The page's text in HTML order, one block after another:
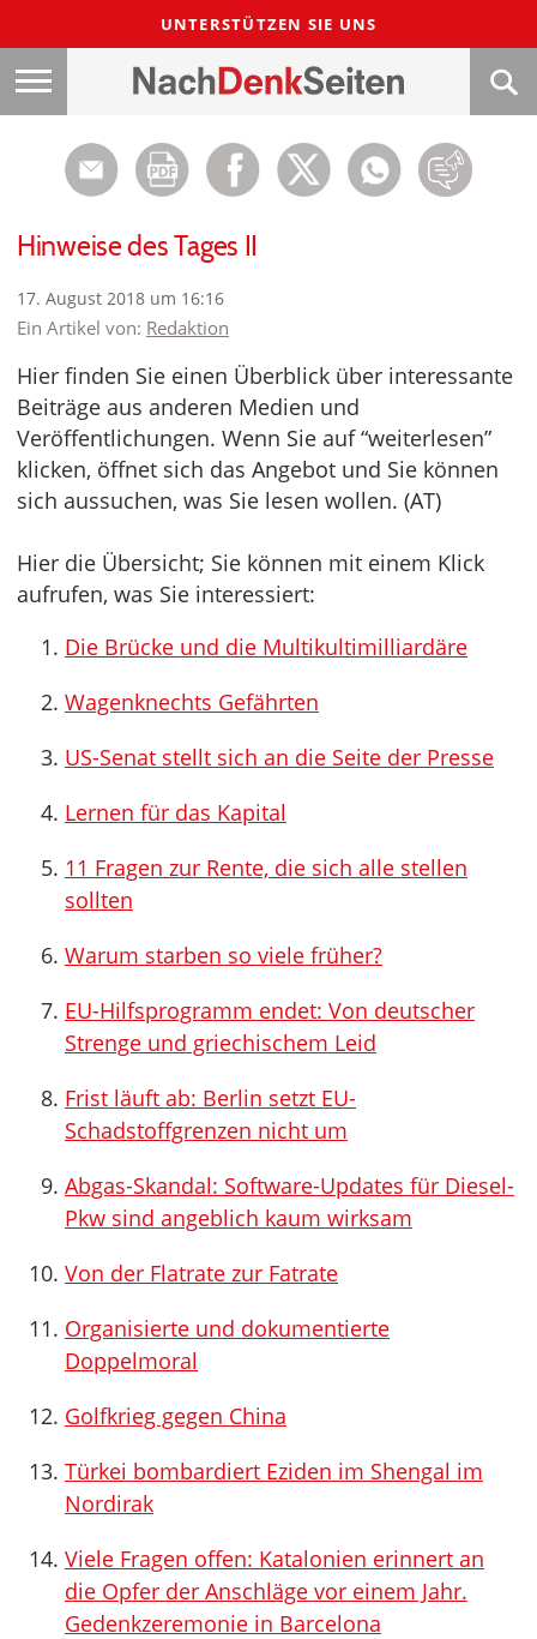
UNTERSTÜTZEN SIE UNS
Hinweise des Tages II
17. August 2018 um 16:16
Ein Artikel von: Redaktion
Hier finden Sie einen Überblick über interessante
Beiträge aus anderen Medien und
Veröffentlichungen. Wenn Sie auf “weiterlesen”
klicken, öffnet sich das Angebot und Sie können
sich aussuchen, was Sie lesen wollen. (AT)
Hier die Übersicht; Sie können mit einem Klick
aufrufen, was Sie interessiert:
Die Brücke und die Multikultimilliardäre
Wagenknechts Gefährten
US-Senat stellt sich an die Seite der Presse
Lernen für das Kapital
11 Fragen zur Rente, die sich alle stellen
sollten
Warum starben so viele früher?
EU-Hilfsprogramm endet: Von deutscher
Strenge und griechischem Leid
Frist läuft ab: Berlin setzt EU-
Schadstoffgrenzen nicht um
Abgas-Skandal: Software-Updates für Diesel-
Pkw sind angeblich kaum wirksam
Von der Flatrate zur Fatrate
Organisierte und dokumentierte
Doppelmoral
Golfkrieg gegen China
Türkei bombardiert Eziden im Shengal im
Nordirak
Viele Fragen offen: Katalonien erinnert an
die Opfer der Anschläge vor einem Jahr.
Gedenkzeremonie in Barcelona